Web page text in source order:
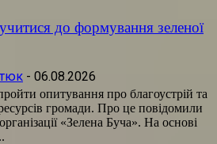
до формування зеленої
- 06.08.2026
опитування про благоустрій та
громади. Про це повідомили
«Зелена Буча». На основі